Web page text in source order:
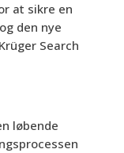
at sikre en
den nye
Search
løbende